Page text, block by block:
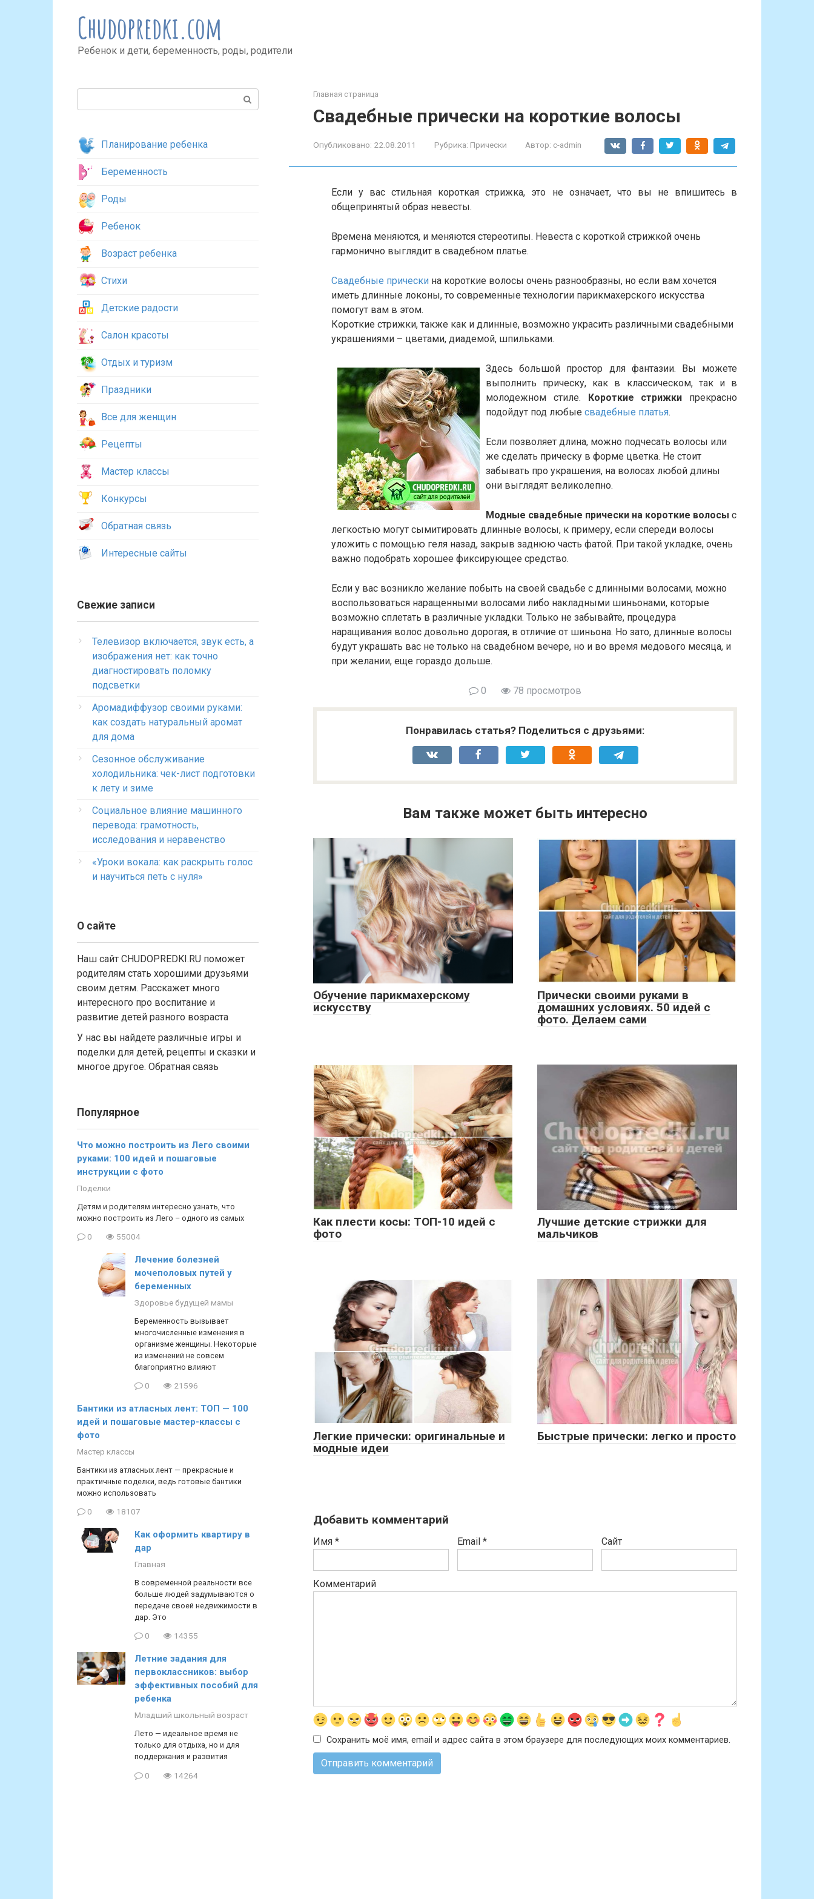
Chudopredki.com
Ребенок и дети, беременность, роды, родители
Главная страница
Свадебные прически на короткие волосы
Опубликовано: 22.08.2011 Рубрика: Прически Автор: c-admin
Если у вас стильная короткая стрижка, это не означает, что вы не впишитесь в
общепринятый образ невесты.
Времена меняются, и меняются стереотипы. Невеста с короткой стрижкой очень
гармонично выглядит в свадебном платье.
Свадебные прически на короткие волосы очень разнообразны, но если вам хочется
иметь длинные локоны, то современные технологии парикмахерского искусства
помогут вам в этом.
Короткие стрижки, также как и длинные, возможно украсить различными свадебными
украшениями – цветами, диадемой, шпильками.
Здесь большой простор для фантазии. Вы можете
выполнить прическу, как в классическом, так и в
молодежном стиле. Короткие стрижки прекрасно
подойдут под любые свадебные платья.
Если позволяет длина, можно подчесать волосы или
же сделать прическу в форме цветка. Не стоит
забывать про украшения, на волосах любой длины
они выглядят великолепно.
Модные свадебные прически на короткие волосы с
легкостью могут сымитировать длинные волосы, к примеру, если спереди волосы
уложить с помощью геля назад, закрыв заднюю часть фатой. При такой укладке, очень
важно подобрать хорошее фиксирующее средство.
Если у вас возникло желание побыть на своей свадьбе с длинными волосами, можно
воспользоваться наращенными волосами либо накладными шиньонами, которые
возможно сплетать в различные укладки. Только не забывайте, процедура
наращивания волос довольно дорогая, в отличие от шиньона. Но зато, длинные волосы
будут украшать вас не только на свадебном вечере, но и во время медового месяца, и
при желании, еще гораздо дольше.
0 78 просмотров
Понравилась статья? Поделиться с друзьями:
Вам также может быть интересно
Обучение парикмахерскому
искусству
Прически своими руками в
домашних условиях. 50 идей с
фото. Делаем сами
Как плести косы: ТОП-10 идей с
фото
Лучшие детские стрижки для
мальчиков
Легкие прически: оригинальные и
модные идеи
Быстрые прически: легко и просто
Добавить комментарий
Имя * Email * Сайт
Комментарий
Сохранить моё имя, email и адрес сайта в этом браузере для последующих моих комментариев.
Планирование ребенка
Беременность
Роды
Ребенок
Возраст ребенка
Стихи
Детские радости
Салон красоты
Отдых и туризм
Праздники
Все для женщин
Рецепты
Мастер классы
Конкурсы
Обратная связь
Интересные сайты
Свежие записи
Телевизор включается, звук есть, а
изображения нет: как точно
диагностировать поломку
подсветки
Аромадиффузор своими руками:
как создать натуральный аромат
для дома
Сезонное обслуживание
холодильника: чек-лист подготовки
к лету и зиме
Социальное влияние машинного
перевода: грамотность,
исследования и неравенство
«Уроки вокала: как раскрыть голос
и научиться петь с нуля»
О сайте
Наш сайт CHUDOPREDKI.RU поможет
родителям стать хорошими друзьями
своим детям. Расскажет много
интересного про воспитание и
развитие детей разного возраста
У нас вы найдете различные игры и
поделки для детей, рецепты и сказки и
многое другое. Обратная связь
Популярное
Что можно построить из Лего своими
руками: 100 идей и пошаговые
инструкции с фото
Поделки
Детям и родителям интересно узнать, что
можно построить из Лего – одного из самых
0 55004
Лечение болезней
мочеполовых путей у
беременных
Здоровье будущей мамы
Беременность вызывает
многочисленные изменения в
организме женщины. Некоторые
из изменений не совсем
благоприятно влияют
0 21596
Бантики из атласных лент: ТОП — 100
идей и пошаговые мастер-классы с
фото
Мастер классы
Бантики из атласных лент — прекрасные и
практичные поделки, ведь готовые бантики
можно использовать
0 18107
Как оформить квартиру в
дар
Главная
В современной реальности все
больше людей задумываются о
передаче своей недвижимости в
дар. Это
0 14355
Летние задания для
первоклассников: выбор
эффективных пособий для
ребенка
Младший школьный возраст
Лето — идеальное время не
только для отдыха, но и для
поддержания и развития
0 14264